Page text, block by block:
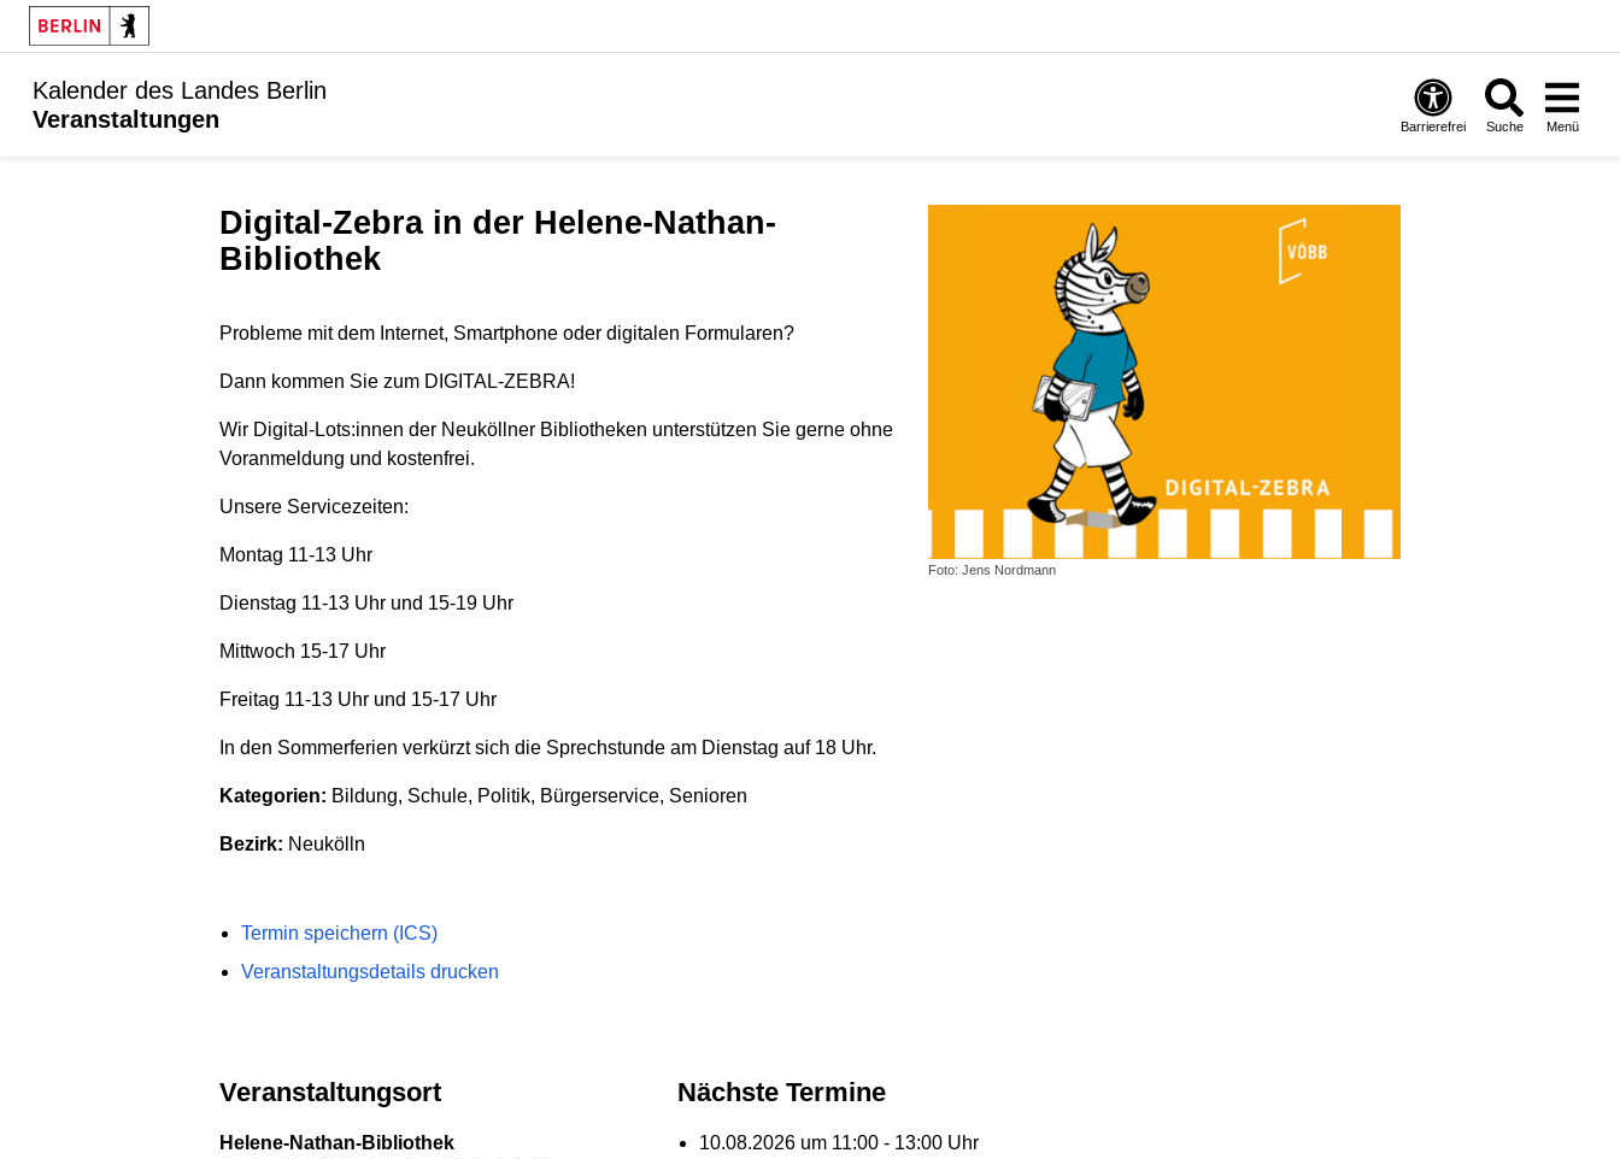
Kalender des Landes Berlin
Veranstaltungen
Barrierefrei Suche Menü
Foto: Jens Nordmann
Digital-Zebra in der Helene-Nathan-
Bibliothek
Probleme mit dem Internet, Smartphone oder digitalen Formularen?
Dann kommen Sie zum DIGITAL-ZEBRA!
Wir Digital-Lots:innen der Neuköllner Bibliotheken unterstützen Sie gerne ohne
Voranmeldung und kostenfrei.
Unsere Servicezeiten:
Montag 11-13 Uhr
Dienstag 11-13 Uhr und 15-19 Uhr
Mittwoch 15-17 Uhr
Freitag 11-13 Uhr und 15-17 Uhr
In den Sommerferien verkürzt sich die Sprechstunde am Dienstag auf 18 Uhr.
Kategorien: Bildung, Schule, Politik, Bürgerservice, Senioren
Bezirk: Neukölln
Termin speichern (ICS)
Veranstaltungsdetails drucken
Veranstaltungsort
Helene-Nathan-Bibliothek
Nächste Termine
10.08.2026 um 11:00 - 13:00 Uhr